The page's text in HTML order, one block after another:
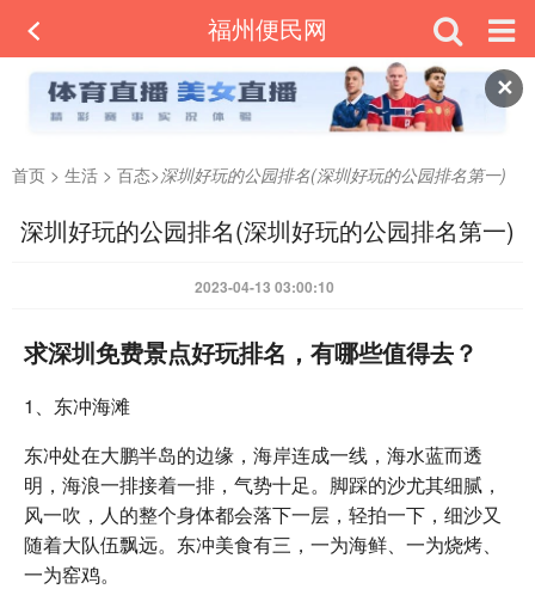
✕
福州便民网
首页 > 生活 > 百态>深圳好玩的公园排名(深圳好玩的公园排名第一)
深圳好玩的公园排名(深圳好玩的公园排名第一)
2023-04-13 03:00:10
求深圳免费景点好玩排名，有哪些值得去？
1、东冲海滩
东冲处在大鹏半岛的边缘，海岸连成一线，海水蓝而透
明，海浪一排接着一排，气势十足。脚踩的沙尤其细腻，
风一吹，人的整个身体都会落下一层，轻拍一下，细沙又
随着大队伍飘远。东冲美食有三，一为海鲜、一为烧烤、
一为窑鸡。